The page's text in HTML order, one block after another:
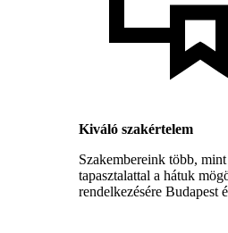
Kiváló szakértelem
Szakembereink több,
tapasztalattal a hátuk
rendelkezésére Budapest